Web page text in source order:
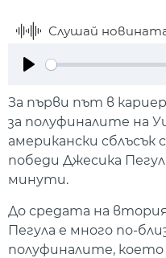
Слушай
За първи път в
за полуфиналите на
американски сблъсък
победи Джесика
минути.
До средата на
Пегула е много по-
полуфиналите,